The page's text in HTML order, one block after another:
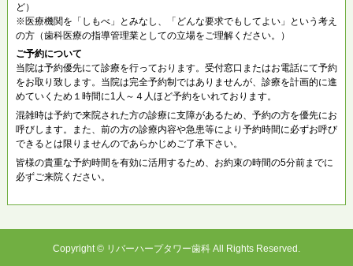
ど）
※医療機関を「しもべ」とみなし、「どんな要求でもしてよい」という考え
の方（歯科医療の指導管理業としての立場をご理解ください。）
ご予約について
当院は予約優先にて診療を行っております。受付窓口またはお電話にて予約
をお取り致します。当院は完全予約制ではありませんが、診療を計画的に進
めていくため１時間に1人～４人ほど予約をいれております。
混雑時は予約で来院された方の診療に支障があるため、予約の方を優先にお
呼びします。また、前の方の診療内容や急患等により予約時間に必ずお呼び
できるとは限りませんのであらかじめご了承下さい。
皆様の貴重な予約時間を有効に活用するため、お約束の時間の5分前までに
必ずご来院ください。
Copyright © リバーハープタワー歯科 All Rights Reserved.